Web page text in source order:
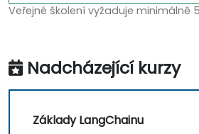
Veřejné školení vyžaduje minimálně
Nadcházející kurzy
Základy LangChainu